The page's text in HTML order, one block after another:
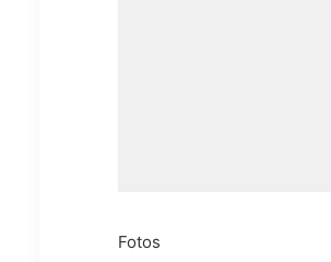
Fotos